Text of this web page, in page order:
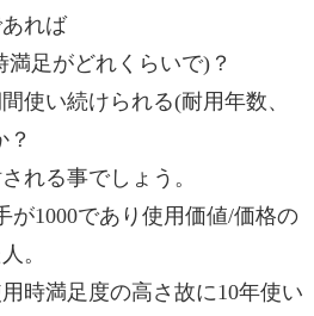
れば
足がどれくらいで)？
使い続けられる(耐用年数、
？
れる事でしょう。
が1000であり使用価値/価格の
。
時満足度の高さ故に10年使い